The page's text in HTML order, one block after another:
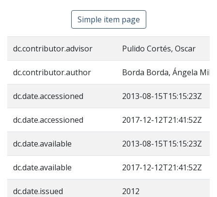
Simple item page
dc.contributor.advisor Pulido Cortés, Oscar
dc.contributor.author Borda Borda, Ángela
dc.date.accessioned 2013-08-15T15:15:23Z
dc.date.accessioned 2017-12-12T21:41:52Z
dc.date.available 2013-08-15T15:15:23Z
dc.date.available 2017-12-12T21:41:52Z
dc.date.issued 2012